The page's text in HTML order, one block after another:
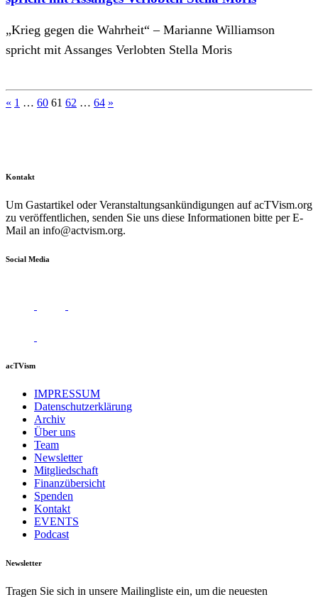
„Krieg gegen die Wahrheit“ – Marianne Williamson
spricht mit Assanges Verlobten Stella Moris
Seitennummerierung
« 1 … 60 61 62 … 64 »
Kontakt
Um Gastartikel oder Veranstaltungsankündigungen auf acTVism.org
zu veröffentlichen, senden Sie uns diese Informationen bitte per E-
Mail an info@actvism.org.
Social Media
acTVism
IMPRESSUM
Datenschutzerklärung
Archiv
Über uns
Team
Newsletter
Mitgliedschaft
Finanzübersicht
Spenden
Kontakt
EVENTS
Podcast
Newsletter
Tragen Sie sich in unsere Mailingliste ein, um die neuesten